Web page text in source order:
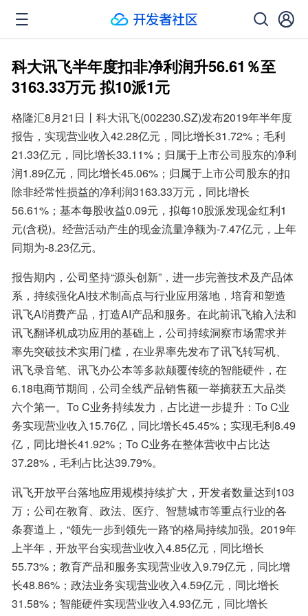
科大讯飞半年度扣非净利润升56.61％至
3163.33万元 拟10派1元
格隆汇8月21日丨科大讯飞(002230.SZ)发布2019年半年度
报告，实现营业收入42.28亿元，同比增长31.72%；毛利
21.33亿元，同比增长33.11%；归属于上市公司股东的净利
润1.89亿元，同比增长45.06%；归属于上市公司股东的扣
除非经常性损益的净利润3163.33万元，同比增长
56.61%；基本每股收益0.09元，拟每10股派发现金红利1
元(含税)。经营活动产生的现金流量净额为-7.47亿元，上年
同期为-8.23亿元。
报告期内，公司坚持“源头创新”，进一步完善技术及产品体
系，持续强化AI技术制高点与行业应用落地，培育和塑造
讯飞AI消费产品，打造AI产品和服务。在此前讯飞输入法和
讯飞翻译机成功应用的基础上，公司持续洞察市场需求并
率先突破技术实用门槛，在业界率先发布了讯飞转写机、
讯飞录音笔、讯飞办公本等多款颠覆传统的智能硬件，在
6.18电商节期间，公司全线产品销售额一举摘获五大品类
六个第一。To C业务持续发力，占比进一步提升：To C业
务实现营业收入15.76亿，同比增长45.45%；实现毛利8.49
亿，同比增长41.92%；To C业务在整体营收中占比达
37.28%，毛利占比达39.79%。
讯飞开放平台落地应用规模持续扩大，开发者数量达到103
万；公司在教育、政法、医疗、智慧城市等重点行业的各
条赛道上，“领先一步到领先一路”的格局持续加强。2019年
上半年，开放平台实现营业收入4.85亿元，同比增长
55.73%；教育产品和服务实现营业收入9.79亿元，同比增
长48.86%；政法业务实现营业收入4.59亿元，同比增长
31.58%；智能硬件实现营业收入4.93亿元，同比增长